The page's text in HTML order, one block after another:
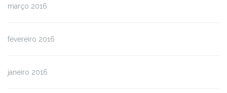
março 2016
fevereiro 2016
janeiro 2016